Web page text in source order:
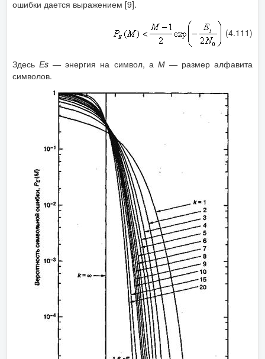
ошибки дается выражением [9].
(4.111)
ЗдесьEs —энергия на символ, а М — размер алфавита
символов.